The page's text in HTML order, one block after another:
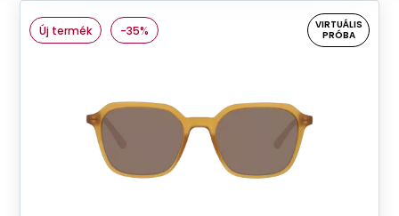
Új termék -35%
VIRTUÁLIS
PRÓBA